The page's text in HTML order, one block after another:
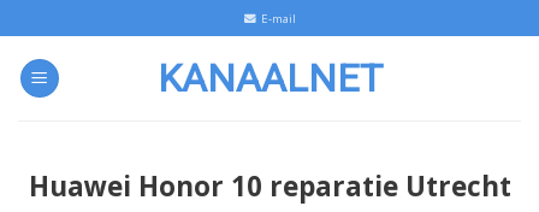
to
content
E-mail
KANAALNET
Huawei Honor 10 reparatie Utrecht